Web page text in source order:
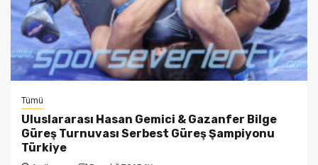
Tümü
Uluslararası Hasan Gemici & Gazanfer Bilge
Güreş Turnuvası Serbest Güreş Şampiyonu
Türkiye